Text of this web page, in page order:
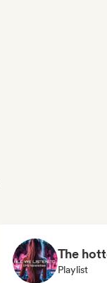
Playlist